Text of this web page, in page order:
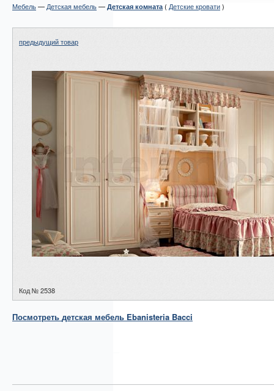
Мебель— Детская мебель— Детская комната ( Детские кровати)
предыдущий товар
Код № 2538
Посмотреть детская мебель Ebanisteria Bacci